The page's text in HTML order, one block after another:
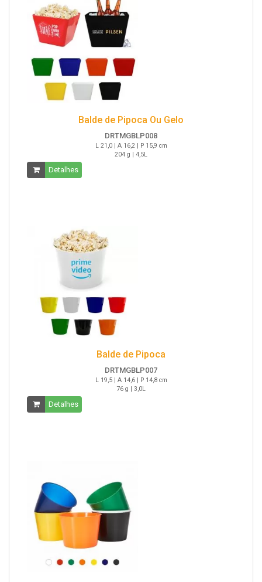
Balde de Pipoca Ou Gelo
DRTMGBLP008
L 21,0 | A 16,2 | P 15,9 cm
204 g | 4,5L
Detalhes
Balde de Pipoca
DRTMGBLP007
L 19,5 | A 14,6 | P 14,8 cm
76 g | 3,0L
Detalhes